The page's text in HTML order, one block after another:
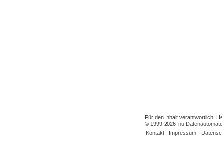
Für den Inhalt verantwortlich:
© 1999-2026 nu
Kontakt
Impressum